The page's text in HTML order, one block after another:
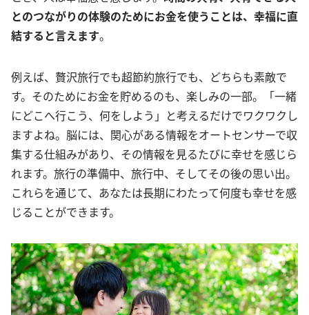
とのつながりの体験のためにお金を使うことは、幸福に直
結すると言えます。
例えば、贅沢旅行でも超節約旅行でも、どちらも素敵で
す。そのためにお金を貯めるのも、楽しみの一部。「一緒
にどこへ行こう、何をしよう」と考えるだけでワクワクし
ますよね。脳には、関心がある情報をオートセンサーで収
集する仕組みがあり、その情報を見るたびに幸せを感じら
れます。旅行の準備中、旅行中、そしてその後の思い出。
これらを通じて、あなたは長期にわたって何度も幸せを感
じることができます。